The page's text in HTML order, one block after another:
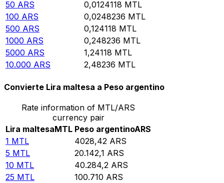
50 ARS 0,0124118 MTL
100 ARS 0,0248236 MTL
500 ARS 0,124118 MTL
1000 ARS 0,248236 MTL
5000 ARS 1,24118 MTL
10.000 ARS 2,48236 MTL
Convierte Lira maltesa a Peso argentino
Rate information of MTL/ARS
currency pair
Lira maltesaMTL Peso argentinoARS
1 MTL 4028,42 ARS
5 MTL 20.142,1 ARS
10 MTL 40.284,2 ARS
25 MTL 100.710 ARS